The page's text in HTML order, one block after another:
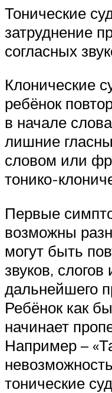
Тонические
затруднение
согласных
Клонические
ребёнок
в начале
лишние
словом или
тонико-
Первые
возможны
могут быть
звуков,
дальнейшего
Ребёнок как бы
начинает
Например –
тонические